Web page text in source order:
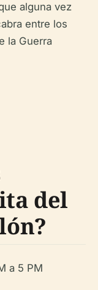
alguna vez
entre los
la Guerra
del
a 5 PM